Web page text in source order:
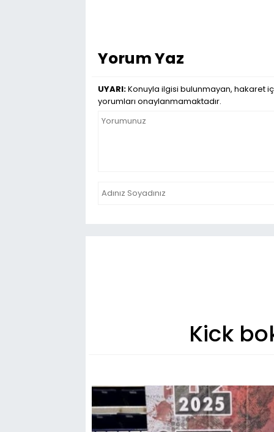
Yorum Yaz
UYARI:Konuyla ilgisi bulunmayan, hakaret
yorumları onaylanmamaktadır.
Kick